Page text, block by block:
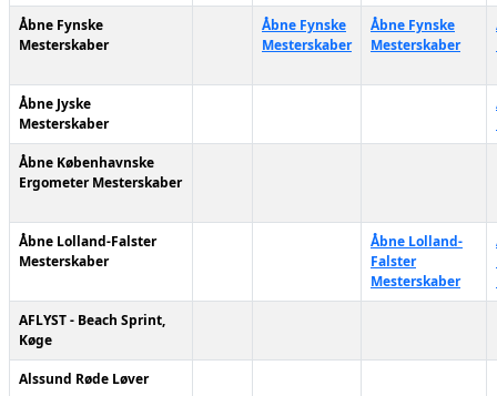
Åbne Fynske
Mesterskaber
Åbne Fynske
Mesterskaber
Åbne Fynske
Mesterskaber
Åbne Jyske
Mesterskaber
Åbne Københavnske
Ergometer Mesterskaber
Åbne Lolland-Falster
Mesterskaber
Åbne Lolland-
Falster
Mesterskaber
AFLYST - Beach Sprint,
Køge
Alssund Røde Løver